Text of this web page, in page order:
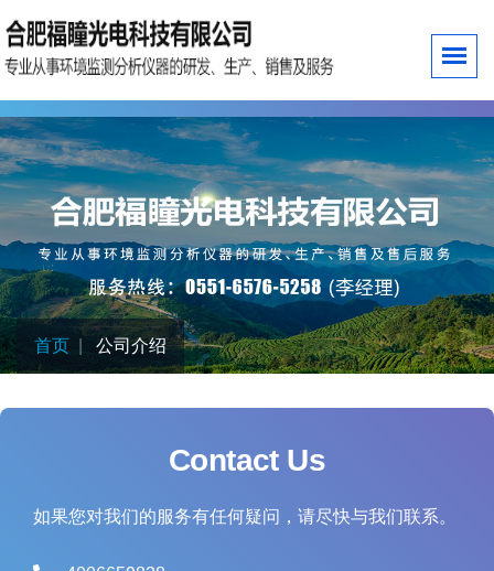
首页 公司介绍
Contact Us
如果您对我们的服务有任何疑问，请尽快与我们联系。